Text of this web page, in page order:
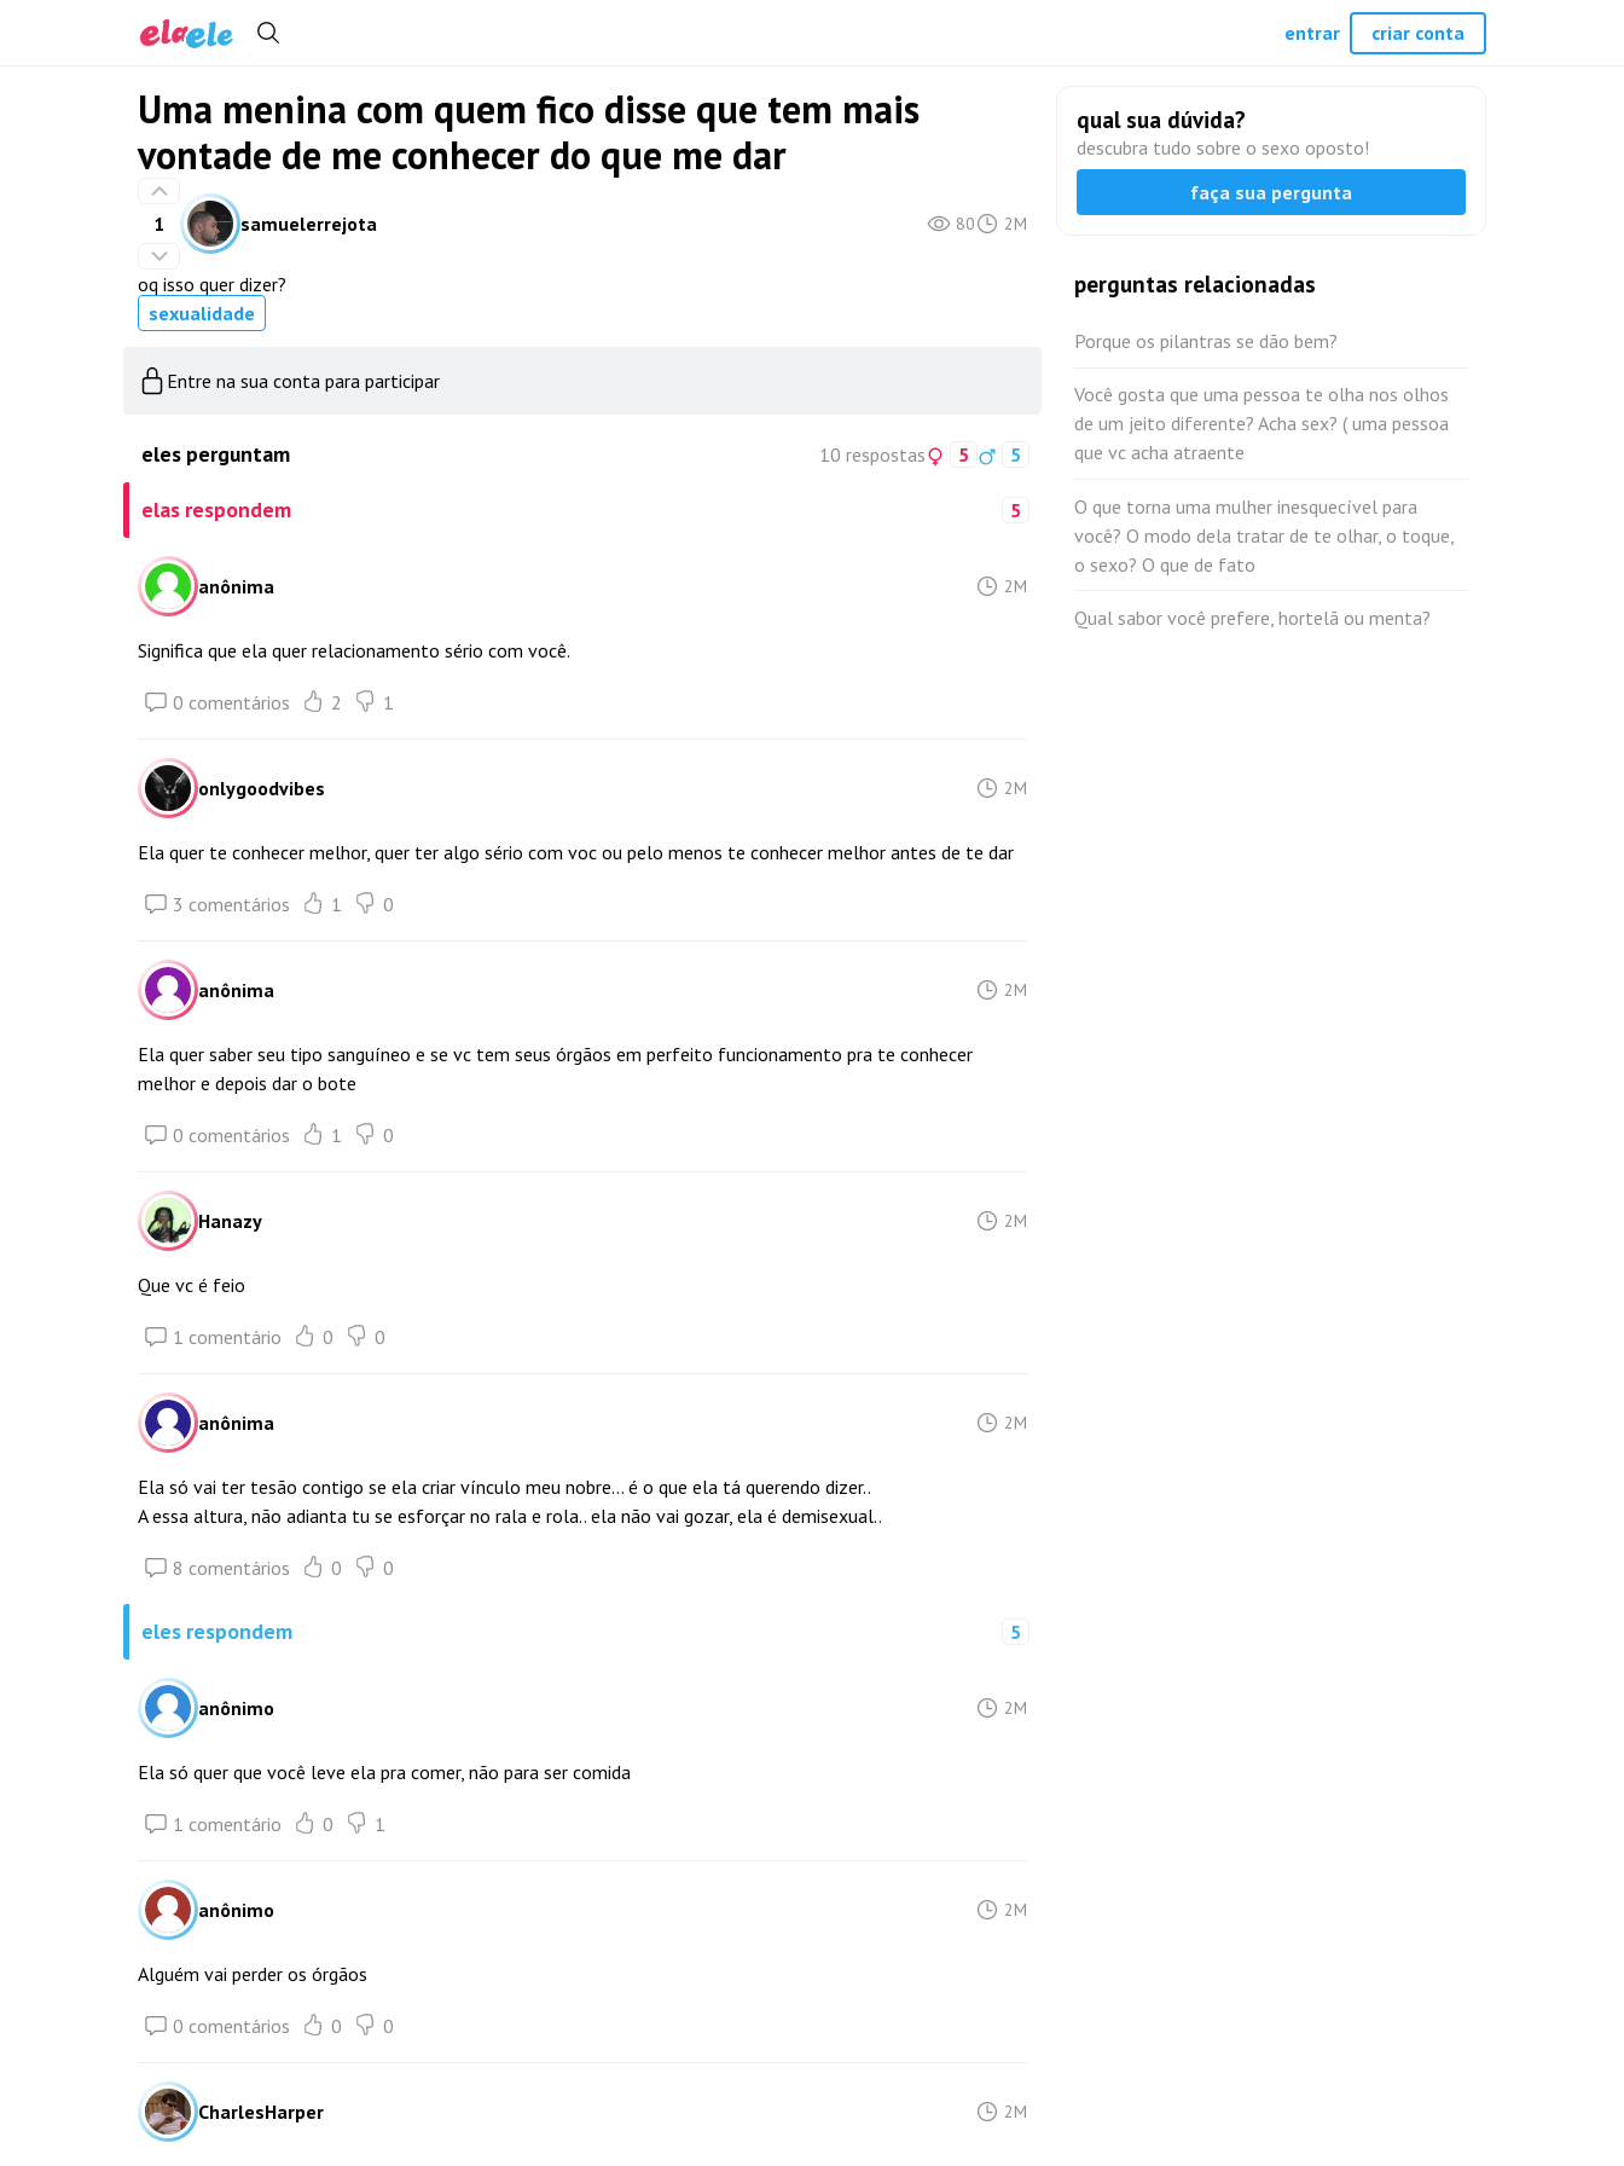
Uma menina com quem fico disse que tem mais
vontade de me conhecer do que me dar
1 samuelerrejota 80 2M
oq isso quer dizer?
sexualidade
Entre na sua conta para participar
eles perguntam 10 respostas 5 5
elas respondem 5
anônima 2M
Significa que ela quer relacionamento sério com você.
0 comentários 2 1
onlygoodvibes 2M
Ela quer te conhecer melhor, quer ter algo sério com voc ou pelo menos te conhecer melhor antes de te dar
3 comentários 1 0
anônima 2M
Ela quer saber seu tipo sanguíneo e se vc tem seus órgãos em perfeito funcionamento pra te conhecer
melhor e depois dar o bote
0 comentários 1 0
Hanazy 2M
Que vc é feio
1 comentário 0 0
anônima 2M
Ela só vai ter tesão contigo se ela criar vínculo meu nobre... é o que ela tá querendo dizer..
A essa altura, não adianta tu se esforçar no rala e rola.. ela não vai gozar, ela é demisexual..
8 comentários 0 0
eles respondem 5
anônimo 2M
Ela só quer que você leve ela pra comer, não para ser comida
1 comentário 0 1
anônimo 2M
Alguém vai perder os órgãos
0 comentários 0 0
CharlesHarper 2M
qual sua dúvida?
descubra tudo sobre o sexo oposto!
faça sua pergunta
perguntas relacionadas
Porque os pilantras se dão bem?
Você gosta que uma pessoa te olha nos olhos
de um jeito diferente? Acha sex? ( uma pessoa
que vc acha atraente
O que torna uma mulher inesquecível para
você? O modo dela tratar de te olhar, o toque,
o sexo? O que de fato
Qual sabor você prefere, hortelã ou menta?
entrar criar conta